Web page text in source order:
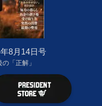
8月14日号
「正解」